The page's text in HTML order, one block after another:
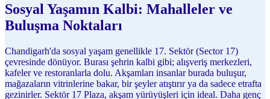
Sosyal Yaşamın Kalbi: Mahalleler ve
Buluşma Noktaları
Chandigarh'da sosyal yaşam genellikle 17. Sektör (Sector 17)
çevresinde dönüyor. Burası şehrin kalbi gibi; alışveriş merkezleri,
kafeler ve restoranlarla dolu. Akşamları insanlar burada buluşur,
mağazaların vitrinlerine bakar, bir şeyler atıştırır ya da sadece etrafta
gezinirler. Sektör 17 Plaza, akşam yürüyüşleri için ideal. Daha genç